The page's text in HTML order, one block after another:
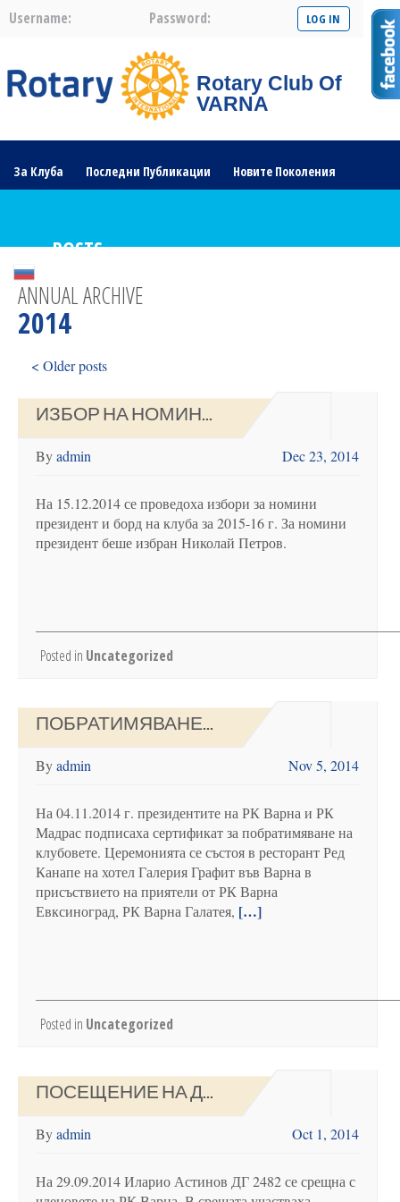
Username: Password:
Rotary Club Of
VARNA
За Клуба Последни Публикации Новите Поколения
POSTS
ANNUAL ARCHIVE
2014
< Older posts
ИЗБОР НА НОМИН...
Byadmin Dec 23, 2014
На 15.12.2014 се проведоха избори за номини
президент и борд на клуба за 2015-16 г. За номини
президент беше избран Николай Петров.
Posted in Uncategorized
ПОБРАТИМЯВАНЕ...
Byadmin Nov 5, 2014
На 04.11.2014 г. президентите на РК Варна и РК
Мадрас подписаха сертификат за побратимяване на
клубовете. Церемонията се състоя в ресторант Ред
Канапе на хотел Галерия Графит във Варна в
присъствието на приятели от РК Варна
Евксиноград, РК Варна Галатея, […]
Posted in Uncategorized
ПОСЕЩЕНИЕ НА Д...
Byadmin Oct 1, 2014
На 29.09.2014 Иларио Астинов ДГ 2482 се срещна с